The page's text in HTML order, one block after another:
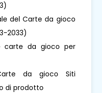
del Carte da gioco
2033)
carte da gioco per
da gioco Siti
di prodotto